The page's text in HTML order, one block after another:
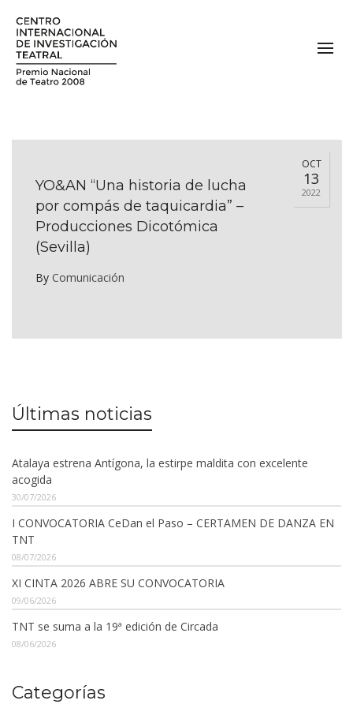
OCT
13
2022
YO&AN “Una historia de lucha
por compás de taquicardia” –
Producciones Dicotómica
(Sevilla)
By Comunicación
Últimas noticias
Atalaya estrena Antígona, la estirpe maldita con excelente
acogida
30/07/2026
I CONVOCATORIA CeDan el Paso – CERTAMEN DE DANZA EN
TNT
08/07/2026
XI CINTA 2026 ABRE SU CONVOCATORIA
09/06/2026
TNT se suma a la 19ª edición de Circada
08/06/2026
Categorías